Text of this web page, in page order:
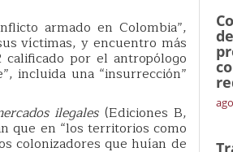
armado en Colombia”,
víctimas, y encuentro más
por el antropólogo
incluida una “insurrección”
ilegales(Ediciones B,
que en “los territorios como
colonizadores que huían de